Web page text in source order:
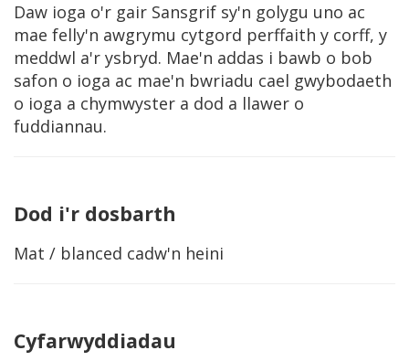
Daw ioga o'r gair Sansgrif sy'n golygu uno ac
mae felly'n awgrymu cytgord perffaith y corff, y
meddwl a'r ysbryd. Mae'n addas i bawb o bob
safon o ioga ac mae'n bwriadu cael gwybodaeth
o ioga a chymwyster a dod a llawer o
fuddiannau.
Dod i'r dosbarth
Mat / blanced cadw'n heini
Cyfarwyddiadau